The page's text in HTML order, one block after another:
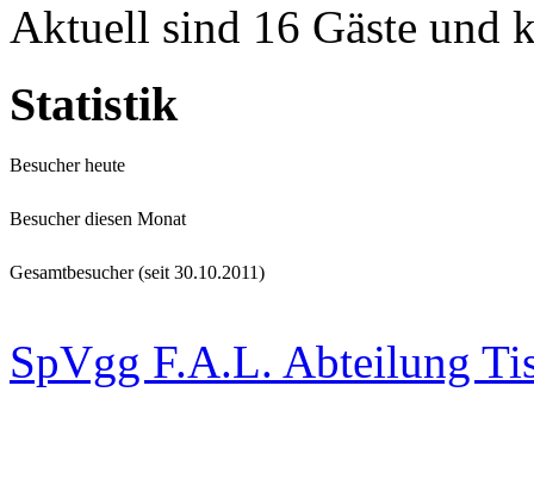
Aktuell sind 16 Gäste und
Statistik
Besucher heute
Besucher diesen Monat
Gesamtbesucher (seit 30.10.2011)
SpVgg F.A.L. Abteilung